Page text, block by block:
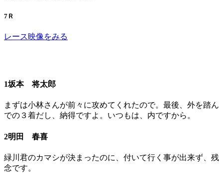
7Ｒ
レース映像をみる
1坂本 将太郎
まずは小林さんが前々に攻めてくれたので。最後、外を踏ん
での３着だし、納得ですよ。いつもは、内ですから。
2明田 春喜
緑川君のカマシが決まったのに、付いて行く事が出来ず、残
念です。